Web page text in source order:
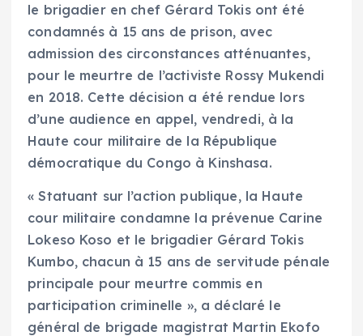
le brigadier en chef Gérard Tokis ont été
condamnés à 15 ans de prison, avec
admission des circonstances atténuantes,
pour le meurtre de l’activiste Rossy Mukendi
en 2018. Cette décision a été rendue lors
d’une audience en appel, vendredi, à la
Haute cour militaire de la République
démocratique du Congo à Kinshasa.
« Statuant sur l’action publique, la Haute
cour militaire condamne la prévenue Carine
Lokeso Koso et le brigadier Gérard Tokis
Kumbo, chacun à 15 ans de servitude pénale
principale pour meurtre commis en
participation criminelle », a déclaré le
général de brigade magistrat Martin Ekofo